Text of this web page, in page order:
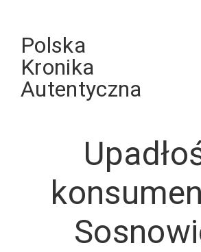
contentPolska
Kronika
Autentyczna